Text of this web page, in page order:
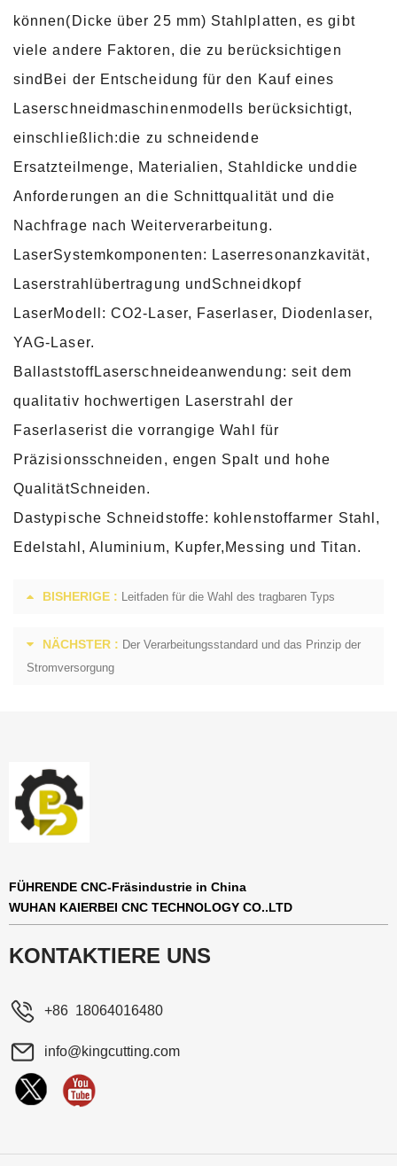
können(Dicke über 25 mm) Stahlplatten, es gibt
viele andere Faktoren, die zu berücksichtigen
sindBei der Entscheidung für den Kauf eines
Laserschneidmaschinenmodells berücksichtigt,
einschließlich:die zu schneidende
Ersatzteilmenge, Materialien, Stahldicke unddie
Anforderungen an die Schnittqualität und die
Nachfrage nach Weiterverarbeitung.
LaserSystemkomponenten: Laserresonanzkavität,
Laserstrahlübertragung undSchneidkopf
LaserModell: CO2-Laser, Faserlaser, Diodenlaser,
YAG-Laser.
BallaststoffLaserschneideanwendung: seit dem
qualitativ hochwertigen Laserstrahl der
Faserlaserist die vorrangige Wahl für
Präzisionsschneiden, engen Spalt und hohe
QualitätSchneiden.
Dastypische Schneidstoffe: kohlenstoffarmer Stahl,
Edelstahl, Aluminium, Kupfer,Messing und Titan.
BISHERIGE : Leitfaden für die Wahl des tragbaren Typs
NÄCHSTER : Der Verarbeitungsstandard und das Prinzip der
Stromversorgung
FÜHRENDE CNC-Fräsindustrie in China
WUHAN KAIERBEI CNC TECHNOLOGY CO..LTD
KONTAKTIERE UNS
+86 18064016480
info@kingcutting.com